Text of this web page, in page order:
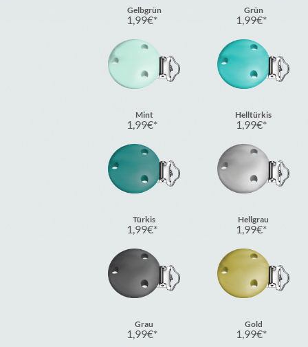
Gelbgrün
1,99€
Grün
1,99€
Mint
1,99€
Helltürkis
1,99€
Türkis
1,99€
Hellgrau
1,99€
Grau
1,99€
Gold
1,99€